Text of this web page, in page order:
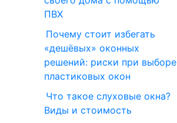
ПВХ
Почему стоит избегать
«дешёвых» оконных
решений: риски при выборе
пластиковых окон
Что такое слуховые окна?
Виды и стоимость